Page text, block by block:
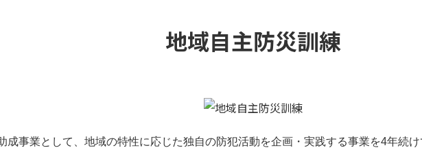
地域自主防災訓練
成事業として、地域の特性に応じた独自の防犯活動を企画・実践する事業を4年続け